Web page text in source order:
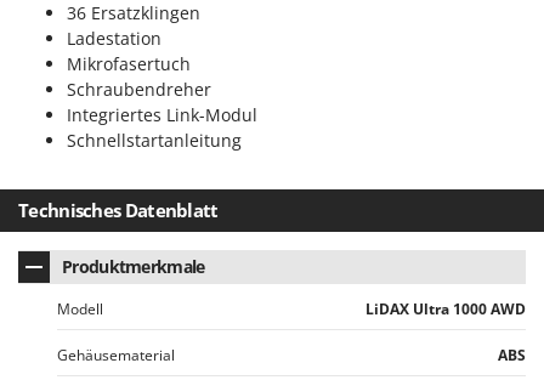
36 Ersatzklingen
Ladestation
Mikrofasertuch
Schraubendreher
Integriertes Link-Modul
Schnellstartanleitung
Technisches Datenblatt
Produktmerkmale
Modell LiDAX Ultra 1000 AWD
Gehäusematerial ABS